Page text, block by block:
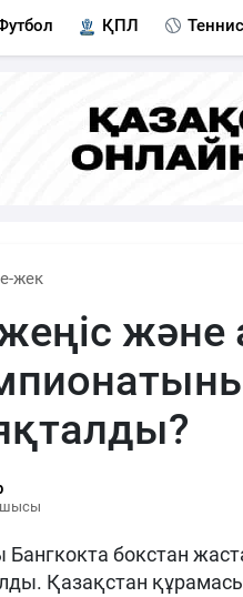
ҚПЛ Теннис
жек
және
Бангкокта бокстан
Қазақстан